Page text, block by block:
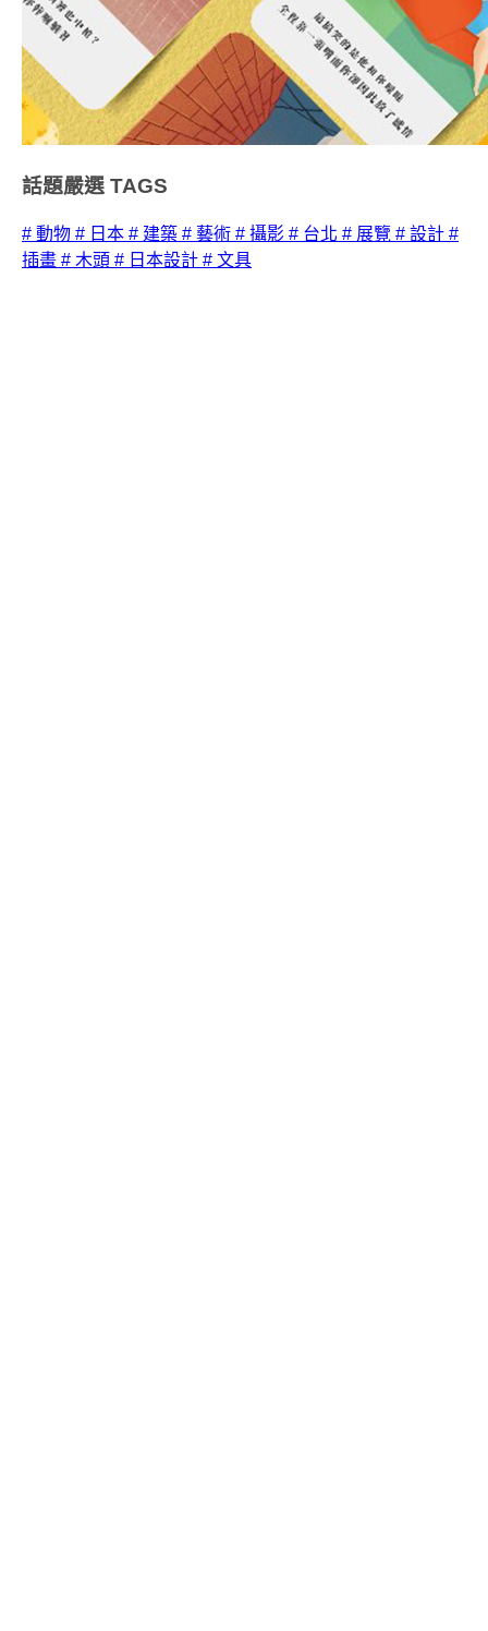
話題嚴選 TAGS
# 動物 # 日本 # 建築 # 藝術 # 攝影 # 台北 # 展覽 # 設計 #
插畫 # 木頭 # 日本設計 # 文具